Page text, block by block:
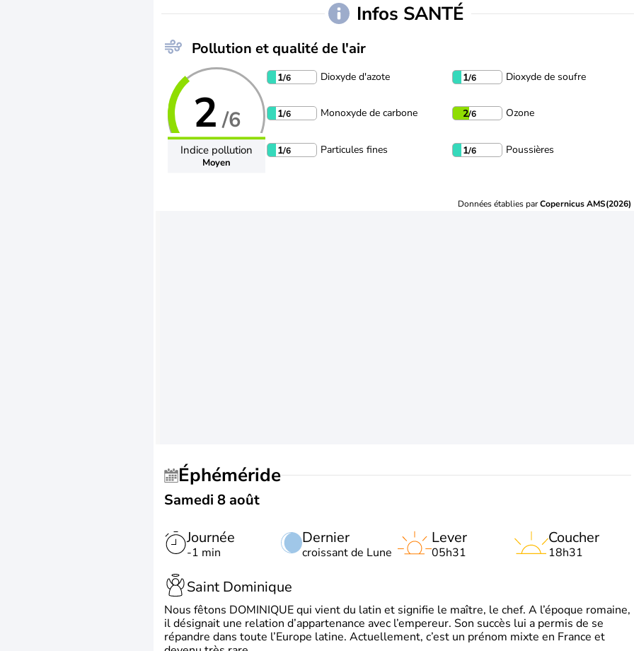
Infos SANTÉ
Pollution et qualité de l'air
2 /6
Indice pollution
Moyen
1/6 Dioxyde d'azote 1/6 Dioxyde de soufre
1/6 Monoxyde de carbone 2/6 Ozone
1/6 Particules fines 1/6 Poussières
Données établies parCopernicus AMS(2026)
Éphéméride
Samedi 8 août
Journée
-1 min
Dernier
croissant de Lune
Lever
05h31
Coucher
18h31
Saint Dominique
Nous fêtons DOMINIQUE qui vient du latin et signifie le maître, le chef. A l’époque romaine,
il désignait une relation d’appartenance avec l’empereur. Son succès lui a permis de se
répandre dans toute l’Europe latine. Actuellement, c’est un prénom mixte en France et